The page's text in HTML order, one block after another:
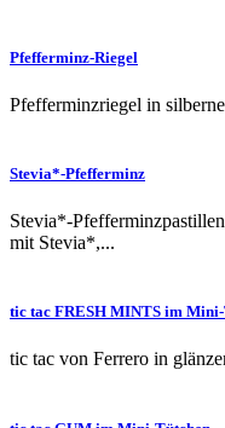
Pfefferminz-Riegel
Pfefferminzriegel in
Stevia*-Pfefferminz
Stevia*-
mit Stevia*,...
tic tac FRESH MINTS im
tic tac von Ferrero in